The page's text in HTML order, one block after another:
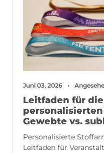
Juni 03, 2026
Leitfaden für
Gewebte vs.
Personalisierte
Leitfaden für